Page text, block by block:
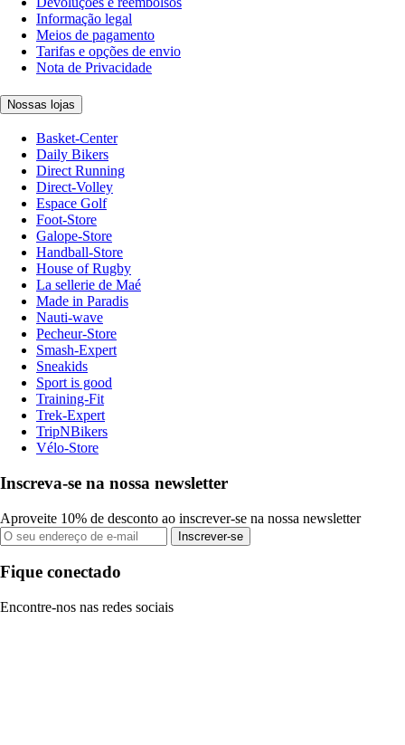
Informação legal
Meios de pagamento
Tarifas e opções de envio
Nota de Privacidade
Nossas lojas
Basket-Center
Daily Bikers
Direct Running
Direct-Volley
Espace Golf
Foot-Store
Galope-Store
Handball-Store
House of Rugby
La sellerie de Maé
Made in Paradis
Nauti-wave
Pecheur-Store
Smash-Expert
Sneakids
Sport is good
Training-Fit
Trek-Expert
TripNBikers
Vélo-Store
Inscreva-se na nossa newsletter
Aproveite 10% de desconto ao inscrever-se na nossa newsletter
Inscrever-se
Fique conectado
Encontre-nos nas redes sociais